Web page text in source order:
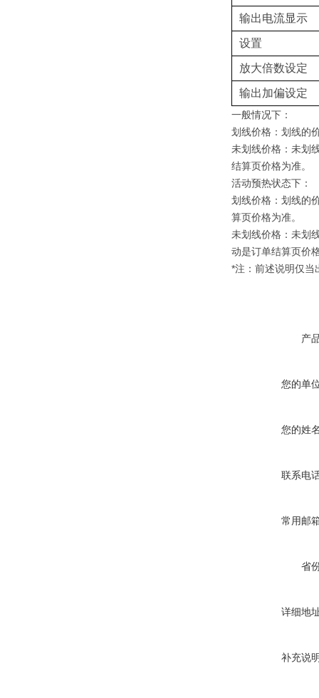
输出电流显示
设置
放大倍数设定
输出加偏设定
一般情况下：
划线价格：划线的
未划线价格：未划
结算页价格为准。
活动预热状态下：
划线价格：划线的
算页价格为准。
未划线价格：未划
动是订单结算页价
*注：前述说明仅当
产
您的单
您的姓
联系电
常用邮
省
详细地
补充说